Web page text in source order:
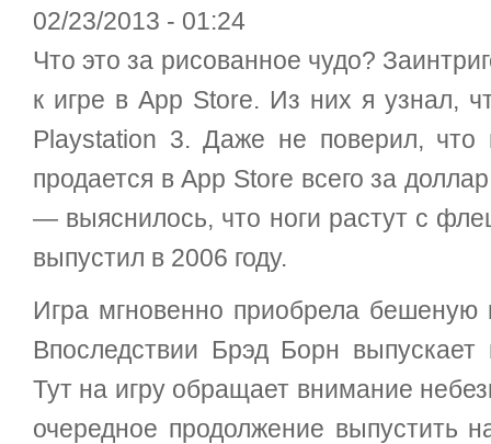
02/23/2013 - 01:24
Что это за рисованное чудо?
к игре в App Store. Из них я узнал,
Playstation 3. Даже не поверил, что
продается в App Store всего за
— выяснилось, что ноги растут с
выпустил в 2006 году.
Игра мгновенно приобрела бешеную
Впоследствии Брэд Борн
Тут на игру обращает внимание
очередное продолжение выпустить